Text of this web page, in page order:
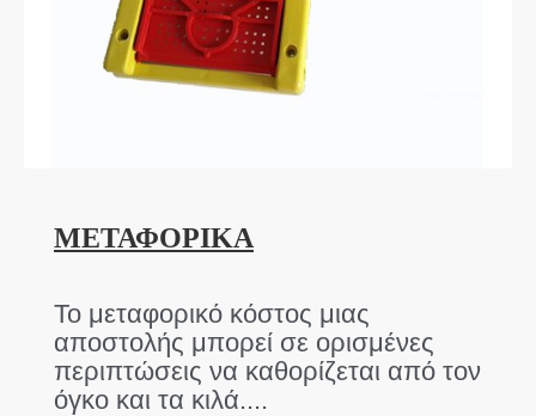
ΜΕΤΑΦΟΡΙΚΑ
Το μεταφορικό κόστος μιας
αποστολής μπορεί σε ορισμένες
περιπτώσεις να καθορίζεται από τον
όγκο και τα κιλά....